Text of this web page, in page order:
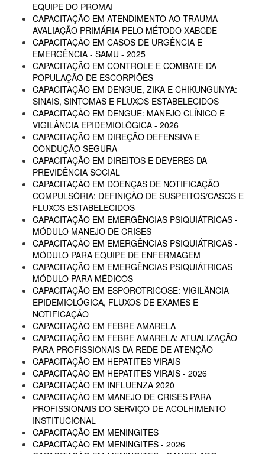
EQUIPE DO PROMAI
CAPACITAÇÃO EM ATENDIMENTO AO TRAUMA -
AVALIAÇÃO PRIMÁRIA PELO MÉTODO XABCDE
CAPACITAÇÃO EM CASOS DE URGÊNCIA E
EMERGÊNCIA - SAMU - 2025
CAPACITAÇÃO EM CONTROLE E COMBATE DA
POPULAÇÃO DE ESCORPIÕES
CAPACITAÇÃO EM DENGUE, ZIKA E CHIKUNGUNYA:
SINAIS, SINTOMAS E FLUXOS ESTABELECIDOS
CAPACITAÇÃO EM DENGUE: MANEJO CLÍNICO E
VIGILÂNCIA EPIDEMIOLÓGICA - 2026
CAPACITAÇÃO EM DIREÇÃO DEFENSIVA E
CONDUÇÃO SEGURA
CAPACITAÇÃO EM DIREITOS E DEVERES DA
PREVIDÊNCIA SOCIAL
CAPACITAÇÃO EM DOENÇAS DE NOTIFICAÇÃO
COMPULSÓRIA: DEFINIÇÃO DE SUSPEITOS/CASOS E
FLUXOS ESTABELECIDOS
CAPACITAÇÃO EM EMERGÊNCIAS PSIQUIÁTRICAS -
MÓDULO MANEJO DE CRISES
CAPACITAÇÃO EM EMERGÊNCIAS PSIQUIÁTRICAS -
MÓDULO PARA EQUIPE DE ENFERMAGEM
CAPACITAÇÃO EM EMERGÊNCIAS PSIQUIÁTRICAS -
MÓDULO PARA MÉDICOS
CAPACITAÇÃO EM ESPOROTRICOSE: VIGILÂNCIA
EPIDEMIOLÓGICA, FLUXOS DE EXAMES E
NOTIFICAÇÃO
CAPACITAÇÃO EM FEBRE AMARELA
CAPACITAÇÃO EM FEBRE AMARELA: ATUALIZAÇÃO
PARA PROFISSIONAIS DA REDE DE ATENÇÃO
CAPACITAÇÃO EM HEPATITES VIRAIS
CAPACITAÇÃO EM HEPATITES VIRAIS - 2026
CAPACITAÇÃO EM INFLUENZA 2020
CAPACITAÇÃO EM MANEJO DE CRISES PARA
PROFISSIONAIS DO SERVIÇO DE ACOLHIMENTO
INSTITUCIONAL
CAPACITAÇÃO EM MENINGITES
CAPACITAÇÃO EM MENINGITES - 2026